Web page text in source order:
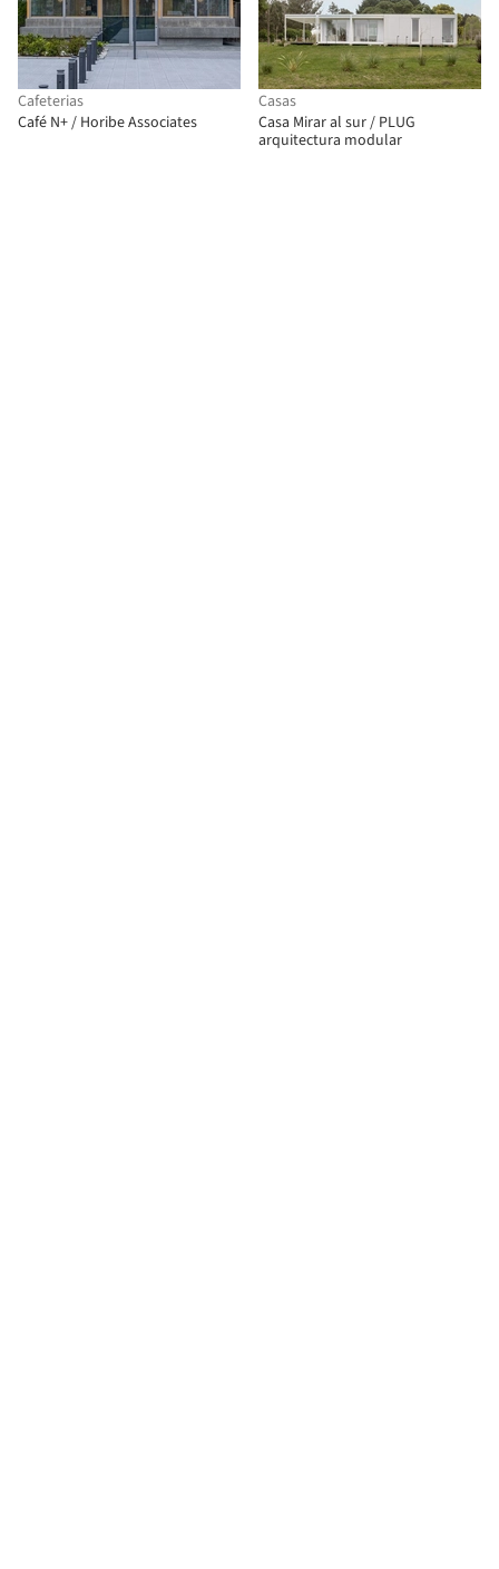
Cafeterias
Café N+ / Horibe Associates
Casas
Casa Mirar al sur / PLUG
arquitectura modular